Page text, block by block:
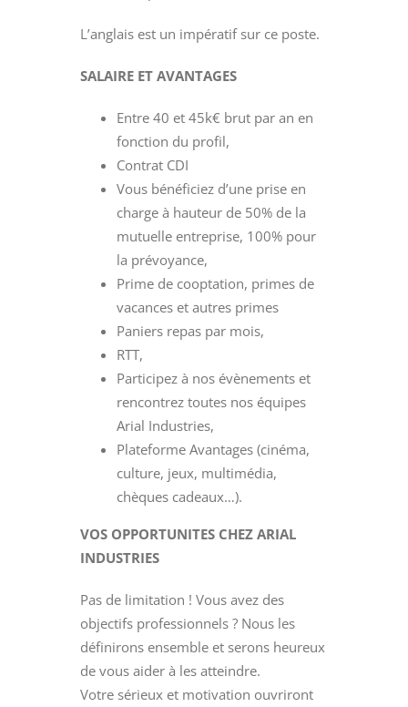
L’anglais est un impératif sur ce poste.
SALAIRE ET AVANTAGES
Entre 40 et 45k€ brut par an en
fonction du profil,
Contrat CDI
Vous bénéficiez d’une prise en
charge à hauteur de 50% de la
mutuelle entreprise, 100% pour
la prévoyance,
Prime de cooptation, primes de
vacances et autres primes
Paniers repas par mois,
RTT,
Participez à nos évènements et
rencontrez toutes nos équipes
Arial Industries,
Plateforme Avantages (cinéma,
culture, jeux, multimédia,
chèques cadeaux…).
VOS OPPORTUNITES CHEZ ARIAL
INDUSTRIES
Pas de limitation ! Vous avez des
objectifs professionnels ? Nous les
définirons ensemble et serons heureux
de vous aider à les atteindre.
Votre sérieux et motivation ouvriront